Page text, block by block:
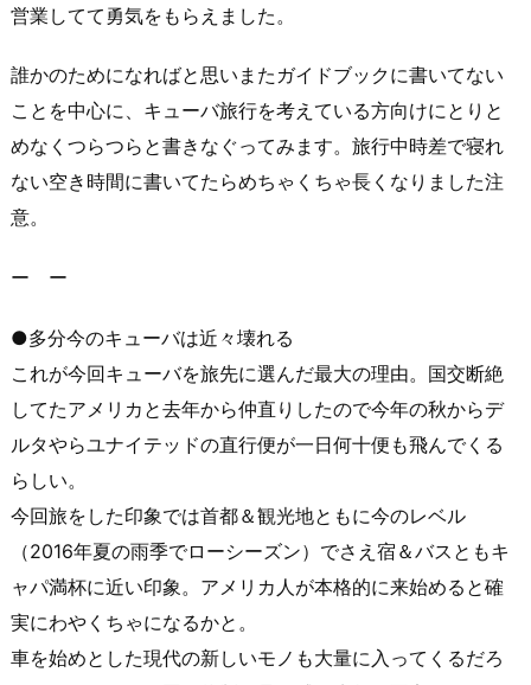
営業してて勇気をもらえました。
誰かのためになればと思いまたガイドブックに書いてない
ことを中心に、キューバ旅行を考えている方向けにとりと
めなくつらつらと書きなぐってみます。旅行中時差で寝れ
ない空き時間に書いてたらめちゃくちゃ長くなりました注
意。
ー ー
●多分今のキューバは近々壊れる
これが今回キューバを旅先に選んだ最大の理由。国交断絶
してたアメリカと去年から仲直りしたので今年の秋からデ
ルタやらユナイテッドの直行便が一日何十便も飛んでくる
らしい。
今回旅をした印象では首都＆観光地ともに今のレベル
（2016年夏の雨季でローシーズン）でさえ宿＆バスともキ
ャパ満杯に近い印象。アメリカ人が本格的に来始めると確
実にわやくちゃになるかと。
車を始めとした現代の新しいモノも大量に入ってくるだろ